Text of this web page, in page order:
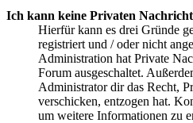
Ich kann keine Privaten
Hierfür kann es drei Gründe
registriert und / oder nicht
Administration hat Private
Forum ausgeschaltet.
Administrator dir das Recht,
verschicken, entzogen hat.
um weitere Informationen zu